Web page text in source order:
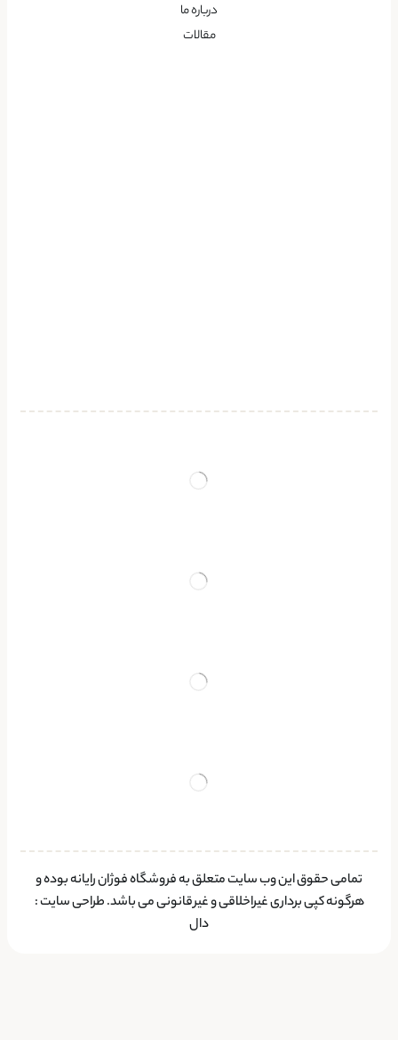
درباره ما
مقالات
تمامی حقوق این وب سایت متعلق به فروشگاه فوژان رایانه بوده و
هرگونه کپی برداری غیراخلاقی و غیرقانونی می باشد.طراحی سایت:
دال